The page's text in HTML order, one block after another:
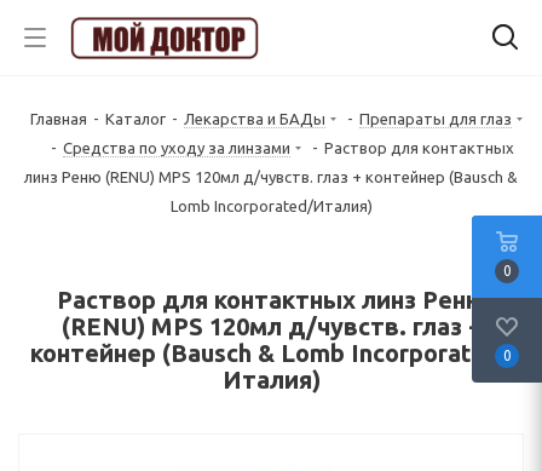
Главная - Каталог - Лекарства и БАДы - Препараты для глаз
- Средства по уходу за линзами - Раствор для контактных
линз Реню (RENU) MPS 120мл д/чувств. глаз + контейнер (Bausch &
Lomb Incorporated/Италия)
Раствор для контактных линз Реню
(RENU) MPS 120мл д/чувств. глаз +
контейнер (Bausch & Lomb Incorporated/
Италия)
0
0